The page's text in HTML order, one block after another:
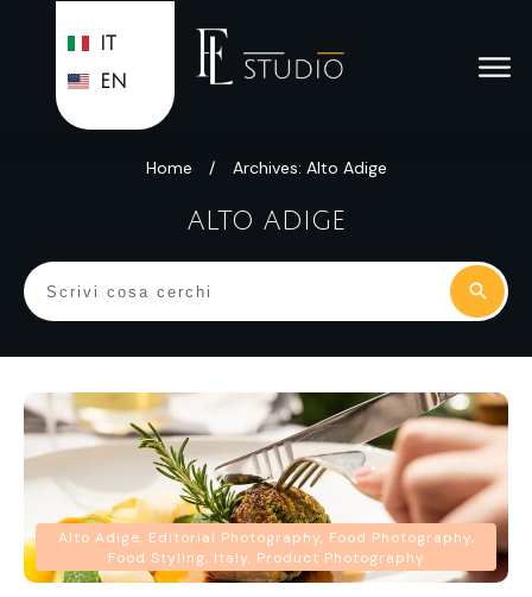
IT
EN
Home / Archives: Alto Adige
ALTO ADIGE
Alto Adige, Editorial Photography, Food Photography,
Food Styling, Italy, Product Photography